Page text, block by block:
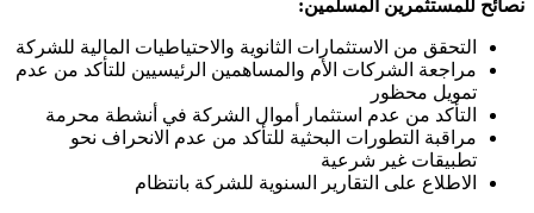
نصائح للمستثمرين المسلمين:
التحقق من الاستثمارات الثانوية والاحتياطيات المالية للشركة
مراجعة الشركات الأم والمساهمين الرئيسيين للتأكد من عدم
تمويل محظور
التأكد من عدم استثمار أموال الشركة في أنشطة محرمة
مراقبة التطورات البحثية للتأكد من عدم الانحراف نحو
تطبيقات غير شرعية
الاطلاع على التقارير السنوية للشركة بانتظام